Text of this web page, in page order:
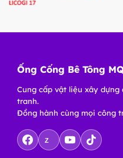
Ống Cống Bê Tông
Cung cấp vật liệu xây dựng
tranh.
Đồng hành cùng mọi công
Z